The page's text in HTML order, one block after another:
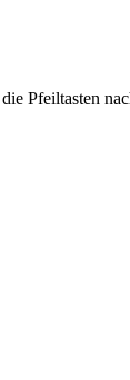
Pfeiltasten